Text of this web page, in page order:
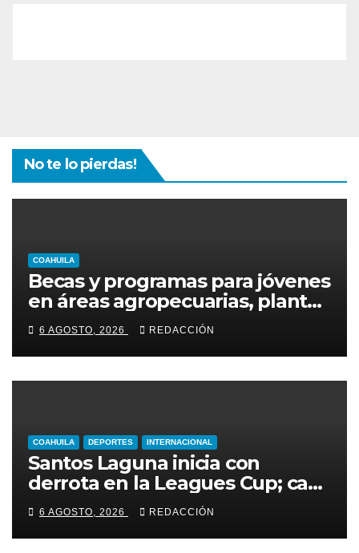
No te lo pierdas!
COAHUILA
Becas y programas para jóvenes
en áreas agropecuarias, plantea
Raúl Onofre
6 AGOSTO, 2026 REDACCIÓN
COAHUILA DEPORTES INTERNACIONAL
Santos Laguna inicia con
derrota en la Leagues Cup; cae
2-0 ante New York City FC
6 AGOSTO, 2026 REDACCIÓN